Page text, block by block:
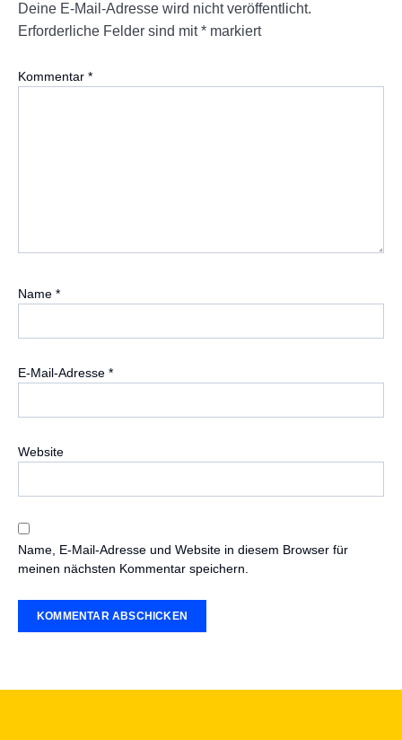
Deine E-Mail-Adresse wird nicht veröffentlicht.
Erforderliche Felder sind mit* markiert
Kommentar *
Name *
E-Mail-Adresse *
Website
Name, E-Mail-Adresse und Website in diesem Browser für
meinen nächsten Kommentar speichern.